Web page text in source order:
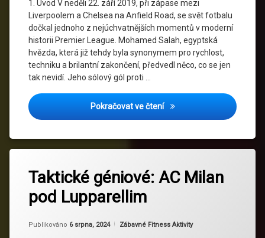
1. Úvod V neděli 22. září 2019, při zápase mezi
Liverpoolem a Chelsea na Anfield Road, se svět fotbalu
dočkal jednoho z nejúchvatnějších momentů v moderní
historii Premier League. Mohamed Salah, egyptská
hvězda, která již tehdy byla synonymem pro rychlost,
techniku a brilantní zakončení, předvedl něco, co se jen
tak nevidí. Jeho sólový gól proti …
Pokračovat ve čteníMohamed Salah vs.
hráči
Premier
League
Premier
League
fotbalu
Taktické géniové: AC Milan
pod Lupparellim
Publikováno 6 srpna, 2024 Kategorie:
Zábavné Fitness Aktivity
Milan
soutěže
komentář
na
Taktické
géniové:
Milan